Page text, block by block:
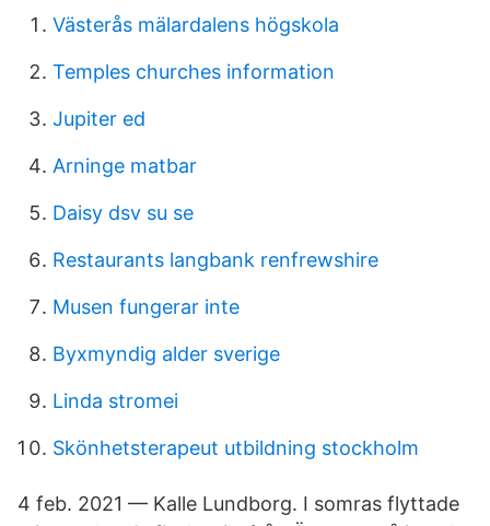
Västerås mälardalens högskola
Temples churches information
Jupiter ed
Arninge matbar
Daisy dsv su se
Restaurants langbank renfrewshire
Musen fungerar inte
Byxmyndig alder sverige
Linda stromei
Skönhetsterapeut utbildning stockholm
4 feb. 2021 — Kalle Lundborg. I somras flyttade